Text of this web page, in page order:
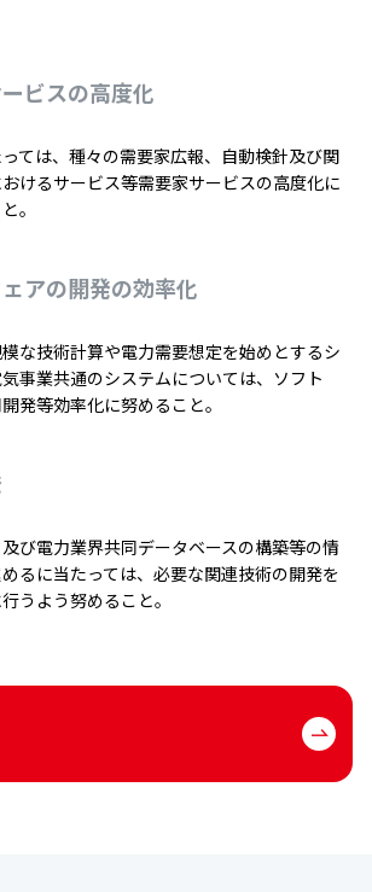
ービスの高度化
ては、種々の需要家広報、自動検針及び関
けるサービス等需要家サービスの高度化に
。
ェアの開発の効率化
な技術計算や電力需要想定を始めとするシ
事業共通のシステムについては、ソフト
発等効率化に努めること。
び電力業界共同データベースの構築等の情
るに当たっては、必要な関連技術の開発を
うよう努めること。